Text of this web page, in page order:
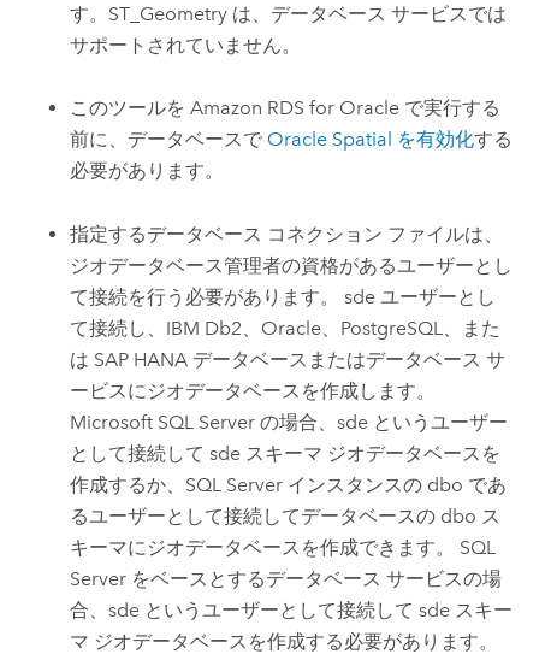
す。ST_Geometry は、データベース サービスでは
サポートされていません。
このツールをAmazon RDS for Oracle で実行する
前に、データベースで Oracle Spatial を有効化する
必要があります。
指定するデータベース コネクション ファイルは、
ジオデータベース管理者の資格があるユーザーとし
て接続を行う必要があります。 sde ユーザーとし
て接続し、 IBM Db2、 Oracle、 PostgreSQL、また
は SAP HANA データベースまたはデータベース サ
ービスにジオデータベースを作成します。
Microsoft SQL Server の場合、sde というユーザー
として接続して sde スキーマ ジオデータベースを
作成するか、 SQL Server インスタンスの dbo であ
るユーザーとして接続してデータベースの dbo ス
キーマにジオデータベースを作成できます。 SQL
Server をベースとするデータベース サービスの場
合、sde というユーザーとして接続して sde スキー
マ ジオデータベースを作成する必要があります。